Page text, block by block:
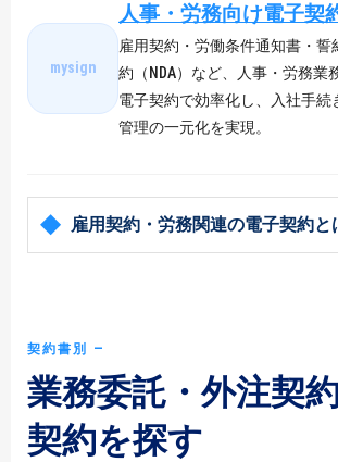
mysign
人事・労務向け電子契
雇用契約・労働条件通知書・誓
約（NDA）など、人事・労務業
電子契約で効率化し、入社手続
管理の一元化を実現。
雇用契約・労務関連の電子契約と
契約書別 ―
業務委託・外注契
契約を探す